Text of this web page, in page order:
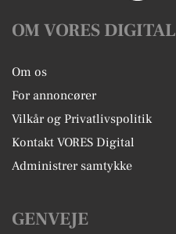
OM VORES DIGITAL
Om os
For annoncører
Vilkår og Privatlivspolitik
Kontakt VORES Digital
Administrer samtykke
GENVEJE